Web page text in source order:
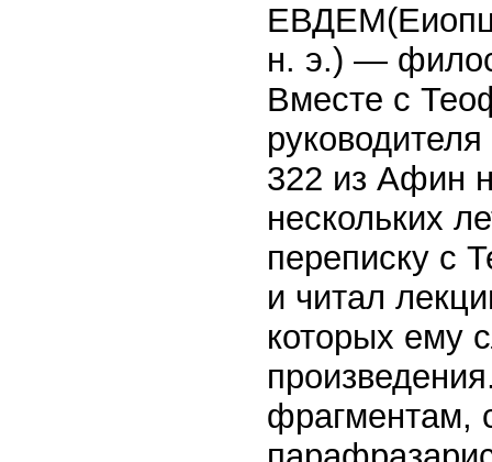
н. э.) —
Вместе с
322 из Афин
нескольких
переписку с
и читал
которых ему
фрагментам,